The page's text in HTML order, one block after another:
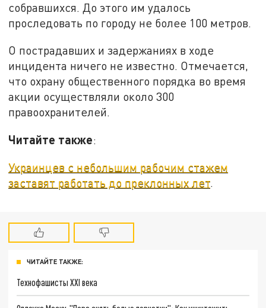
собравшихся. До этого им удалось
проследовать по городу не более 100 метров.
О пострадавших и задержаниях в ходе
инцидента ничего не известно. Отмечается,
что охрану общественного порядка во время
акции осуществляли около 300
правоохранителей.
Читайте также:
Украинцев с небольшим рабочим стажем
заставят работать до преклонных лет
ЧИТАЙТЕ ТАКЖЕ:
Технофашисты XXI века